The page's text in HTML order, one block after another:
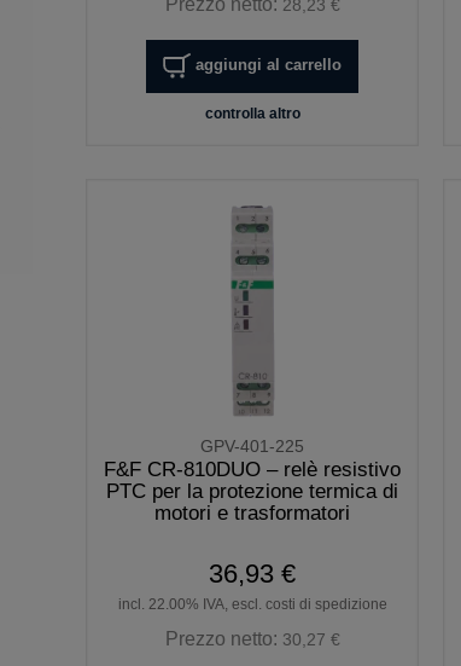
Prezzo netto: 28,23 €
aggiungi al carrello
controlla altro
GPV-401-225
F&F CR-810DUO – relè resistivo
PTC per la protezione termica di
motori e trasformatori
36,93 €
incl. 22.00% IVA, escl. costi di spedizione
Prezzo netto: 30,27 €